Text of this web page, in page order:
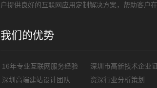
户提供良好的互联网应用定制解决方案，帮助客户
我们的优势
16年专业互联网服务经验 深圳市高新技术企业
深圳高端建站设计团队
资深行业分析策划